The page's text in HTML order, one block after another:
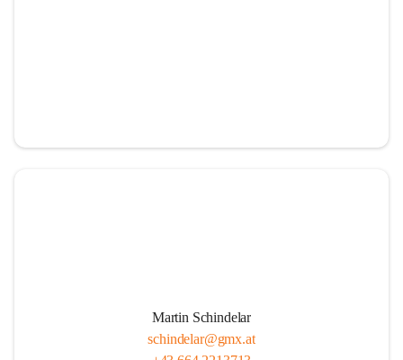
Martin Schindelar
schindelar@gmx.at